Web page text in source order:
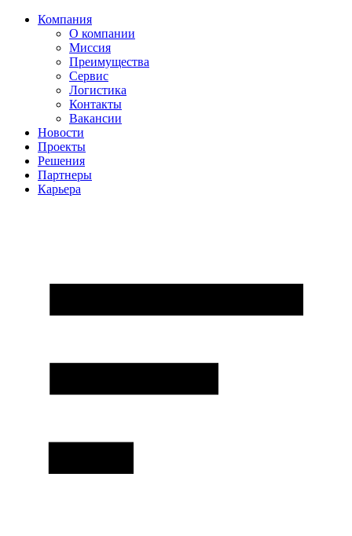
Компания
О компании
Миссия
Преимущества
Сервис
Логистика
Контакты
Вакансии
Новости
Проекты
Решения
Партнеры
Карьера